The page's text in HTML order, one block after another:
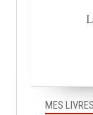
MES LIVRES